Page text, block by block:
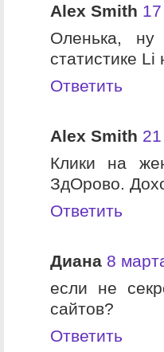
Alex Smith
Оленька,
статистике
Ответить
Alex Smith
Клики на
ЗдОрово.
Ответить
Диана 8
если не
сайтов?
Ответить